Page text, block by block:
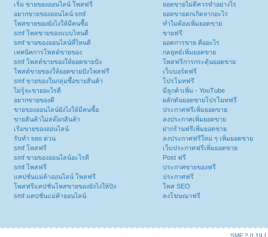
เริ่ม ขายของออนไลน์ โพสฟรี
อยากขายของออนไลน์ smf
โพสขายของยังไงให้มีคนซื้อ
smf โพสขายของแบบไหนดี
smf ขายของออนไลน์ที่ไหนดี
เทคนิคการโพสต์ขายของ
smf โพสต์ขายของให้ยอดขายปัง
โพสต์ขายของให้ยอดขายปังโพสฟรี
smf ขายของในกลุ่มซื้อขายสินค้า
ไม่รู้จะขายอะไรดี
อยากขายของดี
ขายของออนไลน์ยังไงให้มีคนซื้อ
ขายสินค้าไม่สต๊อกสินค้า
เริ่มขายของออนไลน์
รับทำ seo ด่วน
smf โพสฟรี
smf ขายของออนไลน์อะไรดี
smf โพสฟรี
แคปชั่นแม่ค้าออนไลน์ โพสฟรี
โพสฟรีแคปชั่นโพสขายของยังไงให้ปัง
smf แคปชั่นแม่ค้าออนไลน์
ยอดขายไม่ดีควรทำอย่างไร
ยอดขายตกเกิดจากอะไร
ทำไมต้องเพิ่มยอดขาย
ขายฟรี
ยอดการขาย คืออะไร
กลยุทธ์เพิ่มยอดขาย
โพสฟรีการกระตุ้นยอดขาย
เว็บบอร์ดฟรี
โปรโมทฟรี
มีลูกค้าเพิ่ม - YouTube
ผลักดันยอดขายโปรโมทฟรี
ประกาศฟรีเพิ่มยอดขาย
ลงประกาศเพิ่มยอดขาย
ฝากร้านฟรีเพิ่มยอดขาย
ลงประกาศฟรีใหม่ ๆ เพิ่มยอดขาย
เว็บประกาศฟรีเพิ่มยอดขาย
Post ฟรี
ประกาศขายของฟรี
ประกาศฟรี
โพส SEO
ลงโฆษณาฟรี
SMF 2.0.19 |